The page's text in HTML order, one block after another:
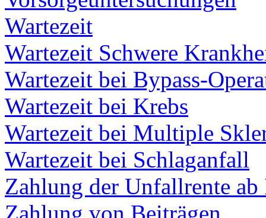
Wartezeit
Wartezeit Schwere
Wartezeit bei Bypass-
Wartezeit bei Krebs
Wartezeit bei Multiple
Wartezeit bei Schlaganfall
Zahlung der Unfallrente